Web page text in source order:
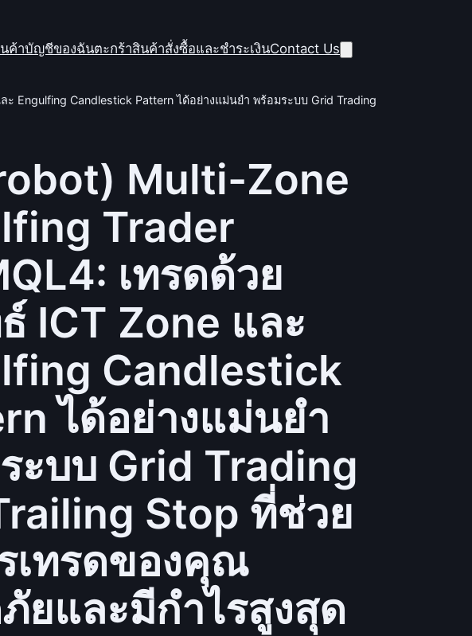
ค้าบัญชีของฉันตะกร้าสินค้าสั่งซื้อและชำระเงินContact Us
Engulfing Candlestick Pattern ได้อย่างแม่นยำ พร้อมระบบ Grid Trading
Multi-Zone
Trader
เทรดด้วย
ICT Zone และ
Candlestick
ได้อย่างแม่นยำ
ะบบ Grid Trading
Stop ที่ช่วย
เทรดของคุณ
ยและมีกำไรสูงสุด